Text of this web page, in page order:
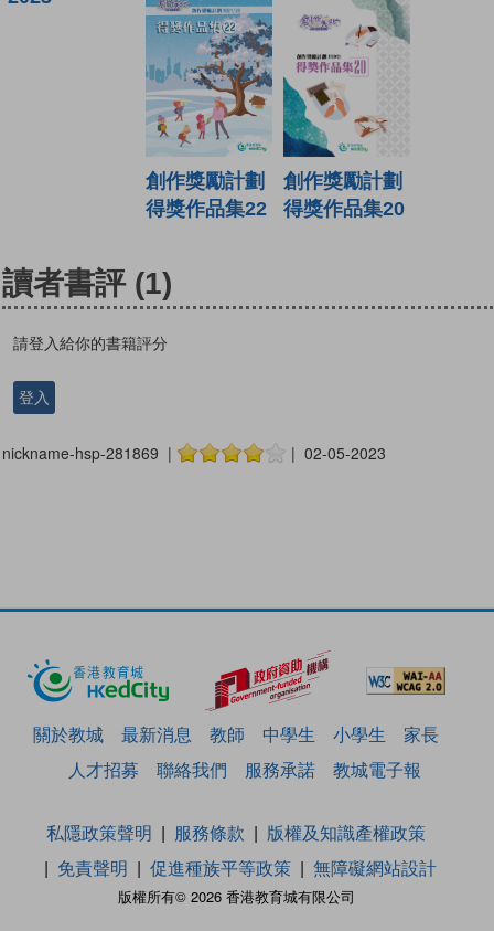
創作獎勵計劃
得獎作品集22
創作獎勵計劃
得獎作品集20
讀者書評 (1)
請登入給你的書籍評分
登入
nickname-hsp-281869 | | 02-05-2023
關於教城 最新消息 教師 中學生 小學生
家長
人才招募
聯絡我們 服務承諾 教城電子報
版權所有© 2026 香港教育城有限公司
私隱政策聲明 服務條款
版權及知識產權政策
免責聲明
促進種族平等政策 無障礙網站設計